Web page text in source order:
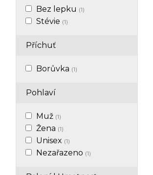
Bez lepku (1)
Stévie (1)
Příchuť
Borůvka (1)
Pohlaví
Muž (1)
Žena (1)
Unisex (1)
Nezařazeno (1)